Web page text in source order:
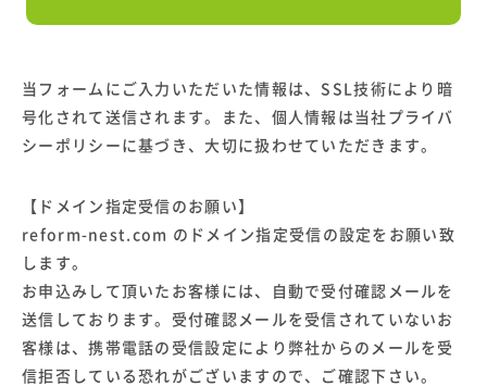
当フォームにご入力いただいた情報は、SSL技術により暗
号化されて送信されます。また、個人情報は当社プライバ
シーポリシーに基づき、大切に扱わせていただきます。
【ドメイン指定受信のお願い】
reform-nest.com のドメイン指定受信の設定をお願い致
します。
お申込みして頂いたお客様には、自動で受付確認メールを
送信しております。受付確認メールを受信されていないお
客様は、携帯電話の受信設定により弊社からのメールを受
信拒否している恐れがございますので、ご確認下さい。